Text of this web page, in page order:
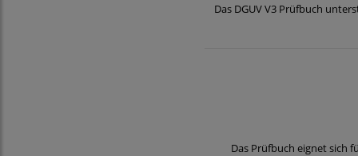
Das DGUV V3 Prüfbuch
Das Prüfbuch eignet sich